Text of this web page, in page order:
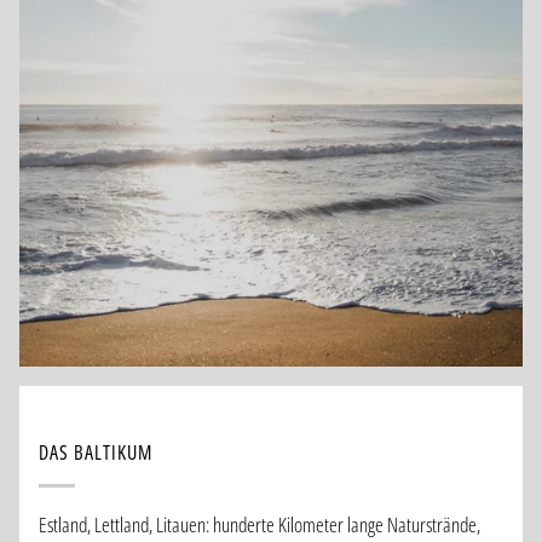
DAS BALTIKUM
Estland, Lettland, Litauen: hunderte Kilometer lange Naturstrände,